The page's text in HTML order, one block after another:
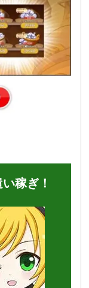
稼ぎ！